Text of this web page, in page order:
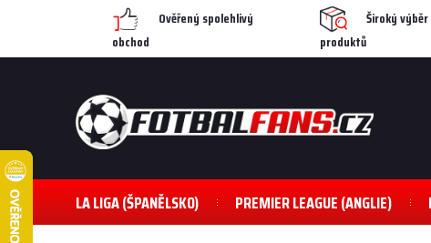
Ověřený spolehlivý
obchod
Široký
produktů
LA LIGA (ŠPANĚLSKO) PREMIER LEAGUE (ANGLIE)